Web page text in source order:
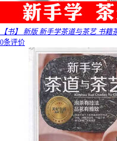
【书】 新版 新手学茶道与茶艺 书
0条评价